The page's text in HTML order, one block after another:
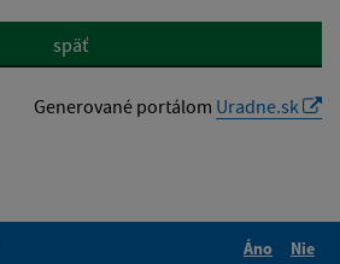
späť
Generované portálom Uradne.sk
Áno
Nie